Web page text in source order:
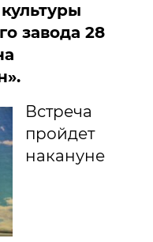
завода 28
Встреча
пройдет
накануне